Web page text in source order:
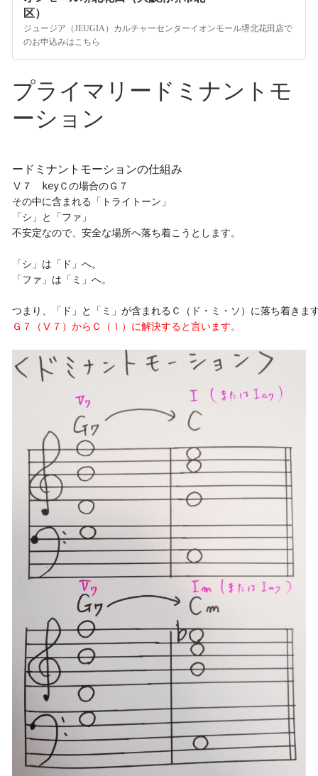
区）
ジュージア（JEUGIA）カルチャーセンターイオンモール堺北花田店で
のお申込みはこちら
プライマリードミナントモ
ーション
ードミナントモーションの仕組み
Ⅴ７　keyＣの場合のＧ７
その中に含まれる「トライトーン」
「シ」と「ファ」
不安定なので、安全な場所へ落ち着こうとします。
「シ」は「ド」へ。
「ファ」は「ミ」へ。
Ｇ７（Ⅴ７）からＣ（Ⅰ）に解決すると言います。